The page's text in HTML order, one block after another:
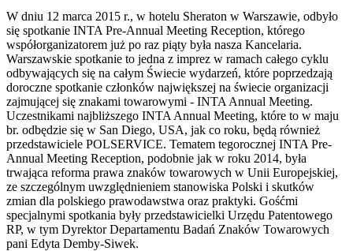
W dniu 12 marca 2015 r., w hotelu Sheraton w Warszawie, odbyło
się spotkanie INTA Pre-Annual Meeting Reception, którego
współorganizatorem już po raz piąty była nasza Kancelaria.
Warszawskie spotkanie to jedna z imprez w ramach całego cyklu
odbywających się na całym Świecie wydarzeń, które poprzedzają
doroczne spotkanie członków największej na świecie organizacji
zajmującej się znakami towarowymi - INTA Annual Meeting.
Uczestnikami najbliższego INTA Annual Meeting, które to w maju
br. odbędzie się w San Diego, USA, jak co roku, będą również
przedstawiciele POLSERVICE. Tematem tegorocznej INTA Pre-
Annual Meeting Reception, podobnie jak w roku 2014, była
trwająca reforma prawa znaków towarowych w Unii Europejskiej,
ze szczególnym uwzględnieniem stanowiska Polski i skutków
zmian dla polskiego prawodawstwa oraz praktyki. Gośćmi
specjalnymi spotkania były przedstawicielki Urzędu Patentowego
RP, w tym Dyrektor Departamentu Badań Znaków Towarowych
pani Edyta Demby-Siwek.